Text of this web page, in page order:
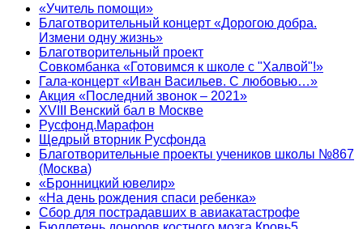
«Учитель помощи»
Благотворительный концерт «Дорогою добра.
Измени одну жизнь»
Благотворительный проект
Совкомбанка «Готовимся к школе с "Халвой"!»
Гала-концерт «Иван Васильев. С любовью…»
Акция «Последний звонок – 2021»
XVIII Венский бал в Москве
Русфонд.Марафон
Щедрый вторник Русфонда
Благотворительные проекты учеников школы №867
(Москва)
«Бронницкий ювелир»
«На день рождения спаси ребенка»
Сбор для пострадавших в авиакатастрофе